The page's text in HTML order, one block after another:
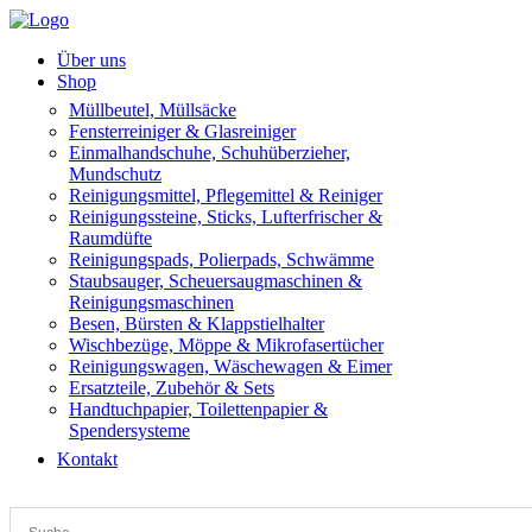
Über uns
Shop
Müllbeutel, Müllsäcke
Fensterreiniger & Glasreiniger
Einmalhandschuhe, Schuhüberzieher,
Mundschutz
Reinigungsmittel, Pflegemittel & Reiniger
Reinigungssteine, Sticks, Lufterfrischer &
Raumdüfte
Reinigungspads, Polierpads, Schwämme
Staubsauger, Scheuersaugmaschinen &
Reinigungsmaschinen
Besen, Bürsten & Klappstielhalter
Wischbezüge, Möppe & Mikrofasertücher
Reinigungswagen, Wäschewagen & Eimer
Ersatzteile, Zubehör & Sets
Handtuchpapier, Toilettenpapier &
Spendersysteme
Kontakt